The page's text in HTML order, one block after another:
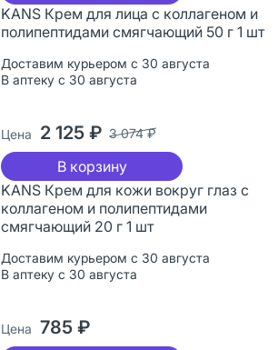
KANS Крем для лица с коллагеном и
полипептидами смягчающий 50 г 1 шт
Доставим курьером с 30 августа
В аптеку с 30 августа
Цена 2 125 ₽ 3 074 ₽
В корзину
KANS Крем для кожи вокруг глаз с
коллагеном и полипептидами
смягчающий 20 г 1 шт
Доставим курьером с 30 августа
В аптеку с 30 августа
Цена 785 ₽